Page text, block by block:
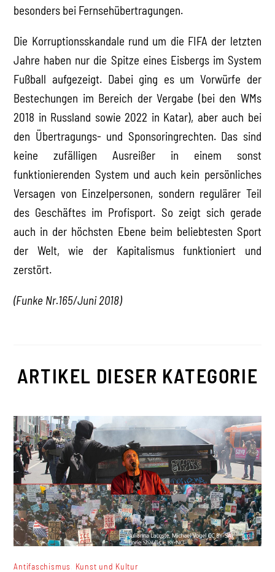
besonders bei Fernsehübertragungen.
Die Korruptionsskandale rund um die FIFA der letzten
Jahre haben nur die Spitze eines Eisbergs im System
Fußball aufgezeigt. Dabei ging es um Vorwürfe der
Bestechungen im Bereich der Vergabe (bei den WMs
2018 in Russland sowie 2022 in Katar), aber auch bei
den Übertragungs- und Sponsoringrechten. Das sind
keine zufälligen Ausreißer in einem sonst
funktionierenden System und auch kein persönliches
Versagen von Einzelpersonen, sondern regulärer Teil
des Geschäftes im Profisport. So zeigt sich gerade
auch in der höchsten Ebene beim beliebtesten Sport
der Welt, wie der Kapitalismus funktioniert und
zerstört.
(Funke Nr.165/Juni 2018)
ARTIKEL DIESER KATEGORIE
Antifaschismus Kunst und Kultur